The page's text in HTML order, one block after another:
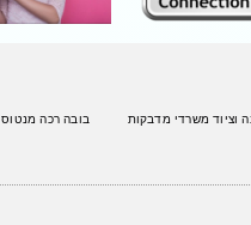
וציוד משרדי מדבקות בובה רכה מנטוס